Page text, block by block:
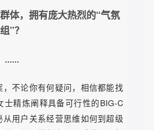
价值的「超级用户」？
口碑营销？
品牌的信任度和亲密值？